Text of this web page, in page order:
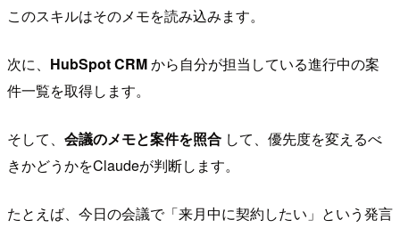
このスキルはそのメモを読み込みます。
次に、 HubSpot CRMから自分が担当している進行中の案
件一覧を取得します。
そして、 会議のメモと案件を照合 して、優先度を変えるべ
きかどうかをClaudeが判断します。
たとえば、今日の会議で「来月中に契約したい」という発言